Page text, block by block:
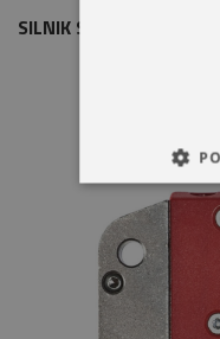
SILNIK SIMU DMI 6 60/